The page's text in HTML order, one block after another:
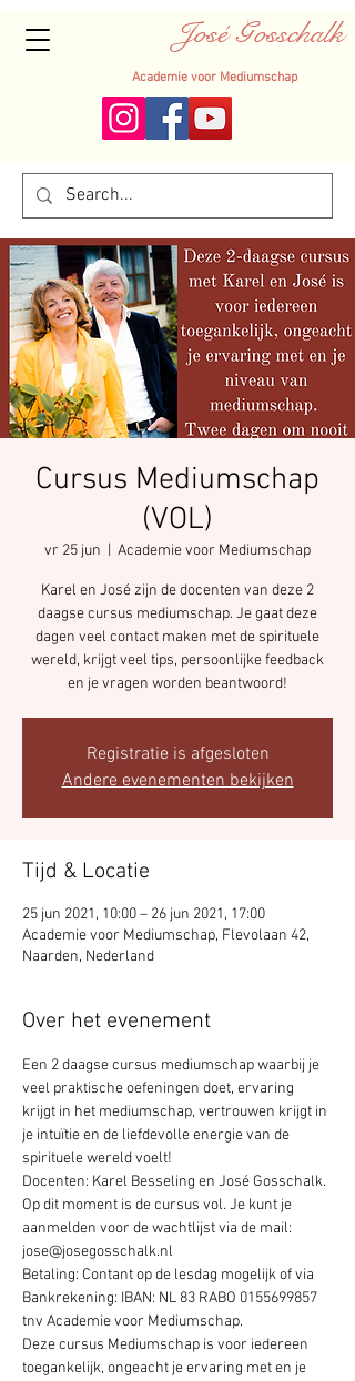
José Gosschalk
Academie voor Mediumschap
Cursus Mediumschap
(VOL)
vr 25 jun Academie voor Mediumschap
Karel en José zijn de docenten van deze 2
daagse cursus mediumschap. Je gaat deze
dagen veel contact maken met de spirituele
wereld, krijgt veel tips, persoonlijke feedback
en je vragen worden beantwoord!
Registratie is afgesloten
Andere evenementen bekijken
Tijd & Locatie
25 jun 2021, 10:00 – 26 jun 2021, 17:00
Academie voor Mediumschap, Flevolaan 42,
Naarden, Nederland
Over het evenement
Een 2 daagse cursus mediumschap waarbij je
veel praktische oefeningen doet, ervaring
krijgt in het mediumschap, vertrouwen krijgt in
je intuïtie en de liefdevolle energie van de
spirituele wereld voelt!
Docenten: Karel Besseling en José Gosschalk.
Op dit moment is de cursus vol. Je kunt je
aanmelden voor de wachtlijst via de mail:
jose@josegosschalk.nl
Betaling: Contant op de lesdag mogelijk of via
Bankrekening: IBAN: NL 83 RABO 0155699857
tnv Academie voor Mediumschap.
Deze cursus Mediumschap is voor iedereen
toegankelijk, ongeacht je ervaring met en je